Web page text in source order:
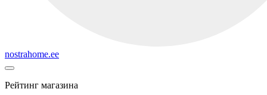
nostrahome.ee
Рейтинг магазина